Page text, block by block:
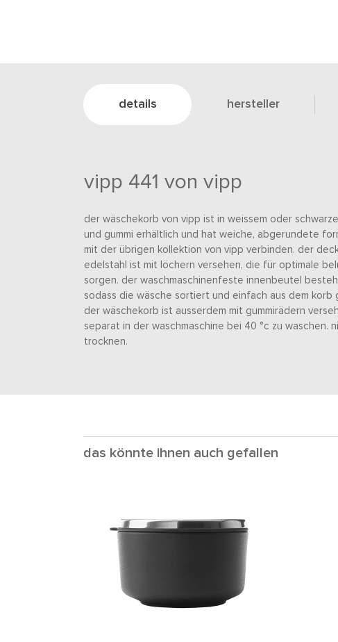
details hersteller
vipp 441 von vipp
der wäschekorb von vipp ist in weissem oder
und gummi erhältlich und hat weiche, abgerundete
mit der übrigen kollektion von vipp verbinden. der
edelstahl ist mit löchern versehen, die für optimale
sorgen. der waschmaschinenfeste innenbeutel
sodass die wäsche sortiert und einfach aus dem korb
der wäschekorb ist ausserdem mit gummirädern
separat in der waschmaschine bei 40 °c zu waschen.
trocknen.
das könnte ihnen auch gefallen